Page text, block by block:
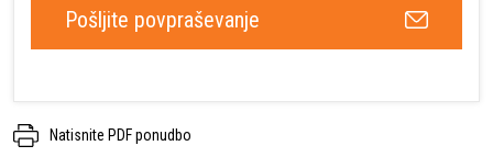
Pošljite povpraševanje
Natisnite PDF ponudbo